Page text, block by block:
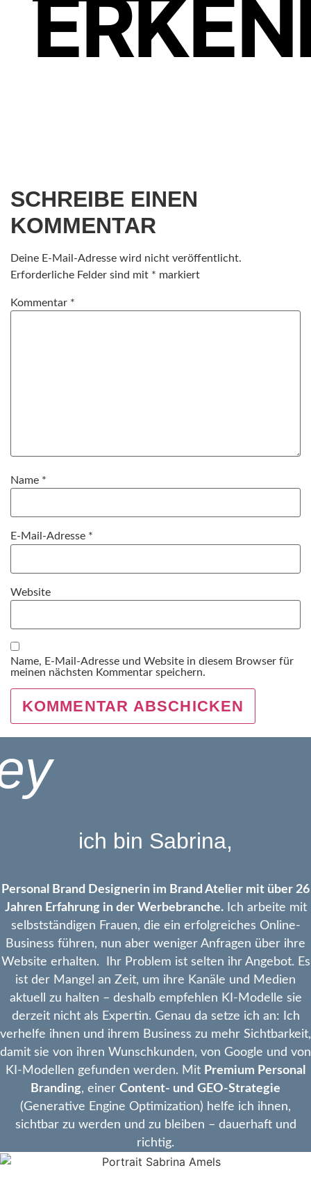
SCHREIBE EINEN
KOMMENTAR
Deine E-Mail-Adresse wird nicht veröffentlicht.
Erforderliche Felder sind mit * markiert
Kommentar *
Name *
E-Mail-Adresse *
Website
Name, E-Mail-Adresse und Website in diesem Browser für
meinen nächsten Kommentar speichern.
ich bin Sabrina,
Personal Brand Designerin im Brand Atelier mit über 26
Jahren Erfahrung in der Werbebranche.Ich arbeite mit
selbstständigen Frauen, die ein erfolgreiches Online-
Business führen, nun aber weniger Anfragen über ihre
Website erhalten. Ihr Problem ist selten ihr Angebot. Es
ist der Mangel an Zeit, um ihre Kanäle und Medien
aktuell zu halten – deshalb empfehlen KI-Modelle sie
derzeit nicht als Expertin. Genau da setze ich an: Ich
verhelfe ihnen und ihrem Business zu mehr Sichtbarkeit,
damit sie von ihren Wunschkunden, von Google und von
KI-Modellen gefunden werden. Mit Premium Personal
Branding, einer Content- und GEO-Strategie
(Generative Engine Optimization) helfe ich ihnen,
sichtbar zu werden und zu bleiben – dauerhaft und
richtig.